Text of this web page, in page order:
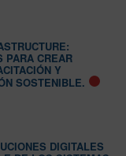
PARA CREAR
Y
SOSTENIBLE.
DIGITALES